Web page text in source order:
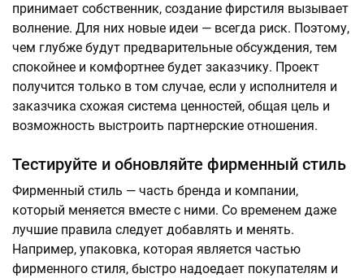
принимает собственник, создание фирстиля вызывает
волнение. Для них новые идеи — всегда риск. Поэтому,
чем глубже будут предварительные обсуждения, тем
спокойнее и комфортнее будет заказчику. Проект
получится только в том случае, если у исполнителя и
заказчика схожая система ценностей, общая цель и
возможность выстроить партнерские отношения.
Тестируйте и обновляйте фирменный стиль
Фирменный стиль — часть бренда и компании,
который меняется вместе с ними. Со временем даже
лучшие правила следует добавлять и менять.
Например, упаковка, которая является частью
фирменного стиля, быстро надоедает покупателям и